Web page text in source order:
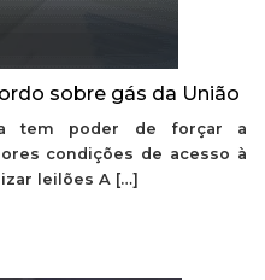
sobre gás da União
tem poder de forçar a
condições de acesso à
leilões A […]